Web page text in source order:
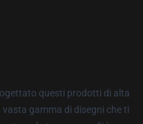
questi prodotti di alta
gamma di disegni che ti